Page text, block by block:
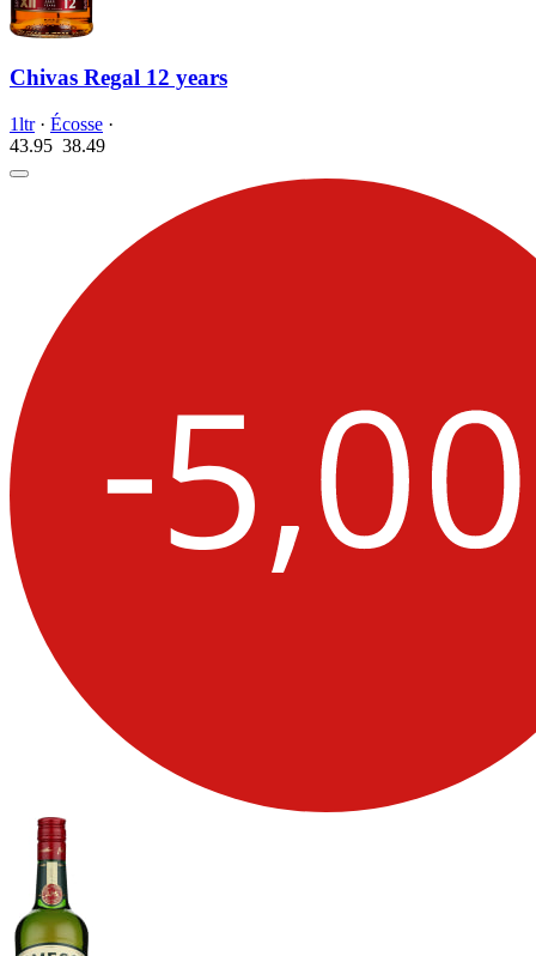
Chivas Regal 12 years
1ltr· Écosse ·
43.95 38.49